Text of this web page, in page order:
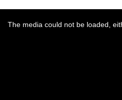
The media could not be loaded,